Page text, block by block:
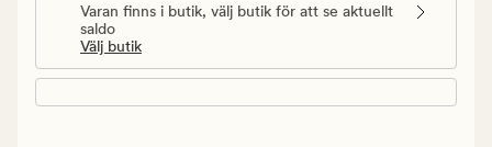
Varan finns i butik, välj butik för att se aktuellt
saldo
Välj butik